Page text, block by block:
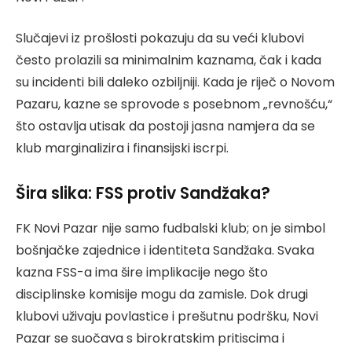
Slučajevi iz prošlosti pokazuju da su veći klubovi
često prolazili sa minimalnim kaznama, čak i kada
su incidenti bili daleko ozbiljniji. Kada je riječ o Novom
Pazaru, kazne se sprovode s posebnom „revnošću,“
što ostavlja utisak da postoji jasna namjera da se
klub marginalizira i finansijski iscrpi.
Šira slika: FSS protiv Sandžaka?
FK Novi Pazar nije samo fudbalski klub; on je simbol
bošnjačke zajednice i identiteta Sandžaka. Svaka
kazna FSS-a ima šire implikacije nego što
disciplinske komisije mogu da zamisle. Dok drugi
klubovi uživaju povlastice i prešutnu podršku, Novi
Pazar se suočava s birokratskim pritiscima i